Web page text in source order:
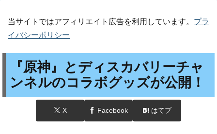
当サイトではアフィリエイト広告を利用しています。 プラ
イバシーポリシー
『原神』とディスカバリーチャ
ンネルのコラボグッズが公開！
X Facebook はてブ